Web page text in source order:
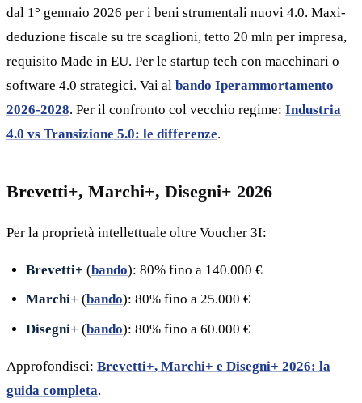
dal 1° gennaio 2026 per i beni strumentali nuovi 4.0. Maxi-
deduzione fiscale su tre scaglioni, tetto 20 mln per impresa,
requisito Made in EU. Per le startup tech con macchinari o
software 4.0 strategici. Vai al bando Iperammortamento
2026-2028. Per il confronto col vecchio regime: Industria
4.0 vs Transizione 5.0: le differenze.
Brevetti+, Marchi+, Disegni+ 2026
Per la proprietà intellettuale oltre Voucher 3I:
Brevetti+ (bando): 80% fino a 140.000 €
Marchi+ (bando): 80% fino a 25.000 €
Disegni+ (bando): 80% fino a 60.000 €
Approfondisci: Brevetti+, Marchi+ e Disegni+ 2026: la
guida completa.